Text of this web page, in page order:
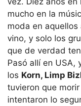
mucho en la
moda en
vino, y solo los
que de verdad
Pasó allí en USA,
los Korn, Limp
tuvieron que
intentaron lo